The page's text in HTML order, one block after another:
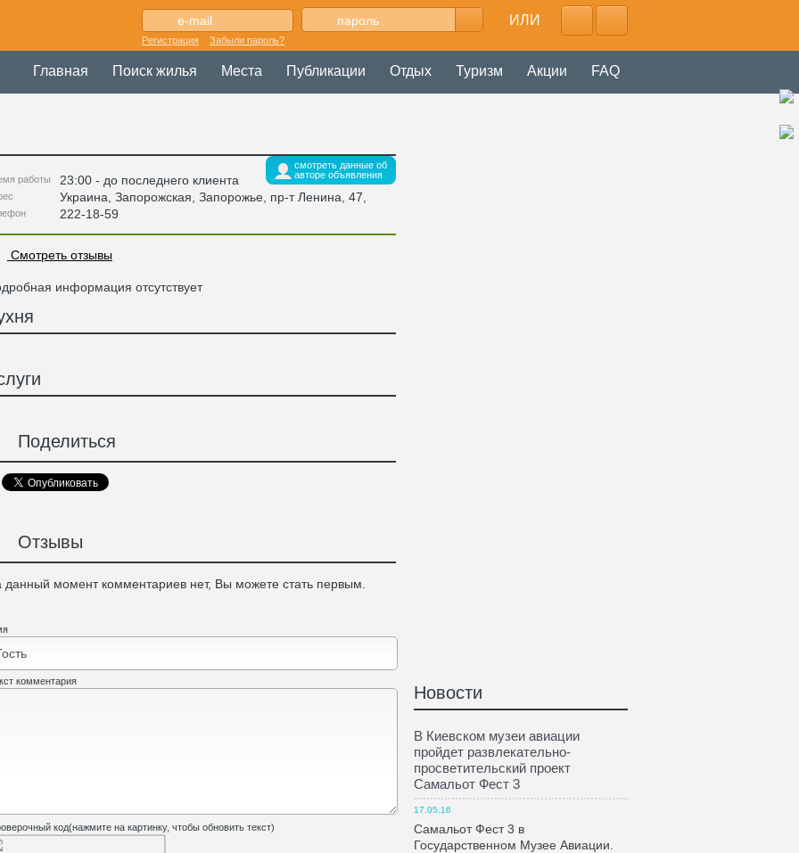
ИЛИ
Регистрация Забыли пароль?
Главная Поиск жилья Места Публикации Отдых Туризм Акции FAQ
смотреть данные об
авторе объявления
работы 23:00 - до последнего клиента
Украина Запорожская , Запорожье, пр-т Ленина, 47
222-18-59
Смотреть отзывы
информация отсутствует
Поделиться
Отзывы
данный момент комментариев нет, Вы можете стать первым.
комментария
код(нажмите на картинку, чтобы обновить текст)
Новости
В Киевском музеи авиации
пройдет развлекательно-
просветительский проект
Самальот Фест 3
17.05.16
Самальот Фест 3 в
Государственном Музее Авиации.